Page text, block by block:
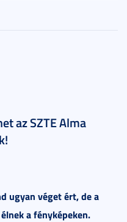
az SZTE Alma
ugyan véget ért, de a
a fényképeken.